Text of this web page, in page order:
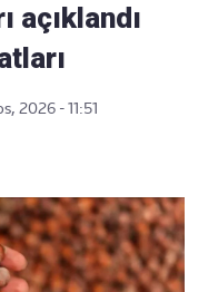
açıklandı
2026 - 11:51